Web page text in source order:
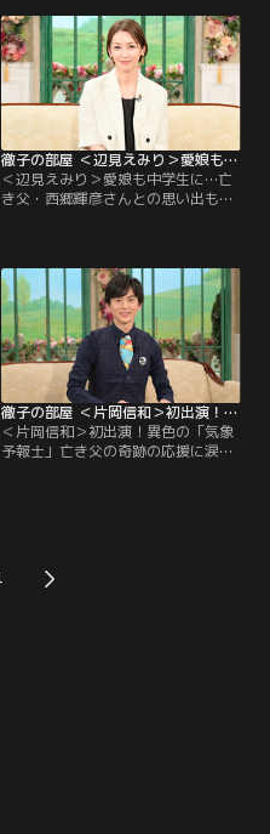
の落語に衝撃を受け、在学中の4年
間、毎月独演会に通った。卒業後、
弟子入りをしたが、その修行時代は
過酷。
徹子の部屋 ＜辺見えみり＞愛娘も中学生に…亡き父・西郷輝彦さんとの思い出も（2026/07/28放送分）
＜辺見えみり＞愛娘も中学生に…亡
き父・西郷輝彦さんとの思い出も／
記をプレゼントされ、それは今でも
大切に持っているという。 そんな娘
も今年中学に進み、母親思いの子に
育っているらしい。 一方、えみりさ
んが4歳の時に両親が離婚…。
徹子の部屋 ＜片岡信和＞初出演！異色の「気象予報士」亡き父の奇跡の応援に涙（2026/07/24放送分）
＜片岡信和＞初出演！異色の「気象
予報士」亡き父の奇跡の応援に涙／
がきっかけだったが…大学3年の
時、俳優として芸能界入りした片岡